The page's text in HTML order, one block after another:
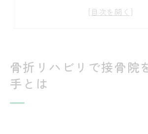
アクセス良好な接骨院の通院
骨折リハビリで接骨院
手とは